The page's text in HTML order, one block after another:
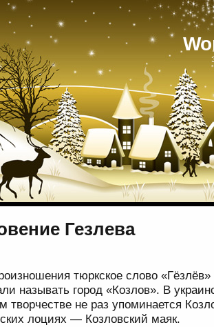
Гезлева
тюркское слово
называть город «Козлов». В
творчестве не раз упоминается
лоци­ях — Козловский маяк.